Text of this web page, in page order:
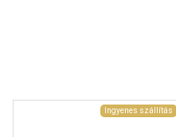
Ingyenes szállítás